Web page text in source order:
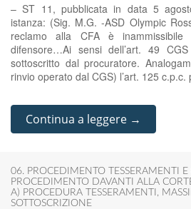
– ST 11, pubblicata in data 5
istanza: (Sig. M.G. -ASD Olympic
reclamo alla CFA è
difensore…Ai sensi dell’art. 49
sottoscritto dal procuratore.
rinvio operato dal CGS) l’art. 125
Continua a leggere →
06. PROCEDIMENTO TESSERAMENTI E
PROCEDIMENTO DAVANTI ALLA
A) PROCEDURA TESSERAMENTI ,
SOTTOSCRIZIONE